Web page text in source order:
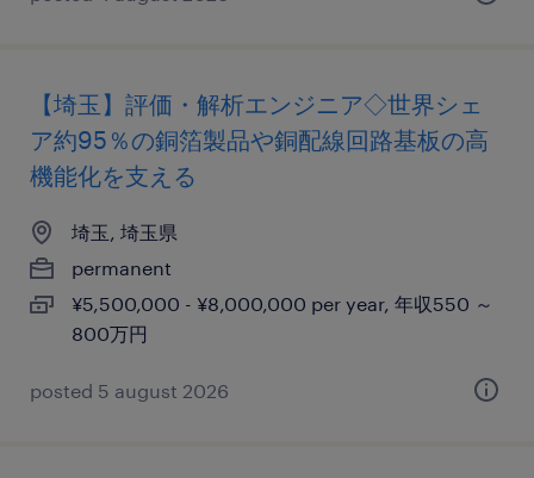
【埼玉】評価・解析エンジニア◇世界シェ
ア約95％の銅箔製品や銅配線回路基板の高
機能化を支える
埼玉, 埼玉県
permanent
¥5,500,000 - ¥8,000,000 per year, 年収550 ～
800万円
posted 5 august 2026